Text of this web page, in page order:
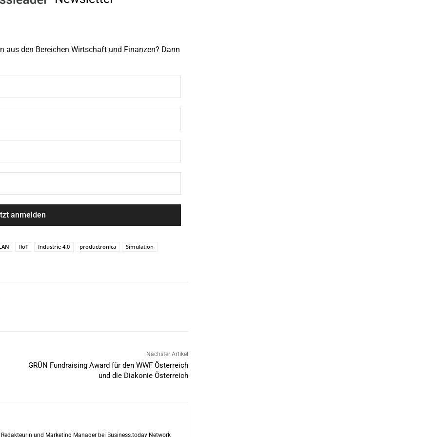
aus den Bereichen Wirtschaft und Finanzen? Dann
IIoT Industrie 4.0 productronica
Simulation
Nächster Artikel
GRÜN Fundraising Award für den WWF Österreich
und die Diakonie Österreich
und Marketing Manager bei Business.today Network